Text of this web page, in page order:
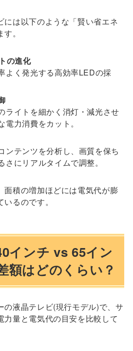
には以下のような「賢い省エネ
。
の進化
よく発光する高効率LEDの採
ライトを細かく消灯・減光させ
電力消費をカット。
ンテンツを分析し、画質を保ち
さにリアルタイムで調整。
面積の増加ほどには電気代が膨
るのです。
インチ vs 65イン
額はどのくらい？
の液晶テレビ(現行モデル)で、サ
力量と電気代の目安を比較して